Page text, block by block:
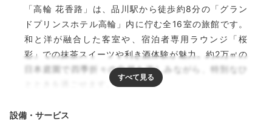
「高輪 花香路」は、品川駅から徒歩約8分の「グラン
ドプリンスホテル高輪」内に佇む全16室の旅館です。
和と洋が融合した客室や、宿泊者専用ラウンジ「桜
彩」での抹茶スイーツや利き酒体験が魅力。約2万㎡の
日本庭園で四季折々の自然を楽しみながら、特別なひ
とときを過ごせます。
設備・サービス